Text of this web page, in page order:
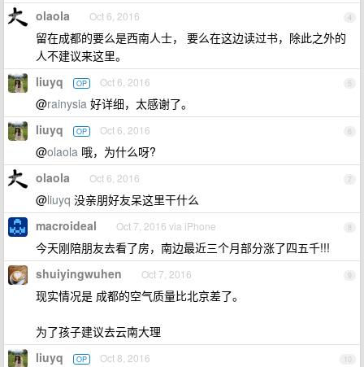
4
olaola Oct 6, 2016
留在成都的要么是西南人士， 要么在这边读过书，除此之外的
人不建议来这里。
5
liuyq OP Oct 6, 2016
@rainysia 好详细，太感谢了。
6
liuyq OP Oct 6, 2016
@olaola 哦，为什么呀?
7
olaola Oct 6, 2016
@liuyq 没亲朋好友呆这里干什么
8
macroideal Oct 7, 2016 via iPhone
今天刚陪朋友去看了房，南边最近三个月部分涨了四五千!!!
9
shuiyingwuhen Oct 7, 2016
现实情况是 成都的空气质量比北京差了。
为了孩子建议去云南大理
10
liuyq OP Oct 8, 2016